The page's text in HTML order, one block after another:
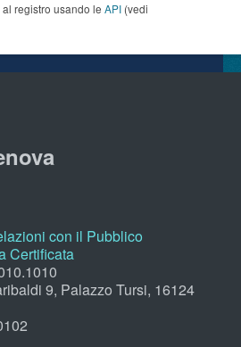
registro usando le API (vedi
con il Pubblico
Certificata
9, Palazzo Tursi, 16124